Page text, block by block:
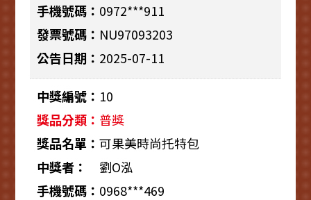
0972***911
NU97093203
2025-07-11
10
普獎
可果美時尚托特包
劉O泓
0968***469